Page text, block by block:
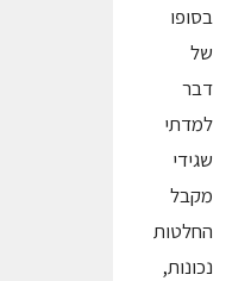
בסופו
של
דבר
למדתי
שגידי
מקבל
החלטות
נכונות,